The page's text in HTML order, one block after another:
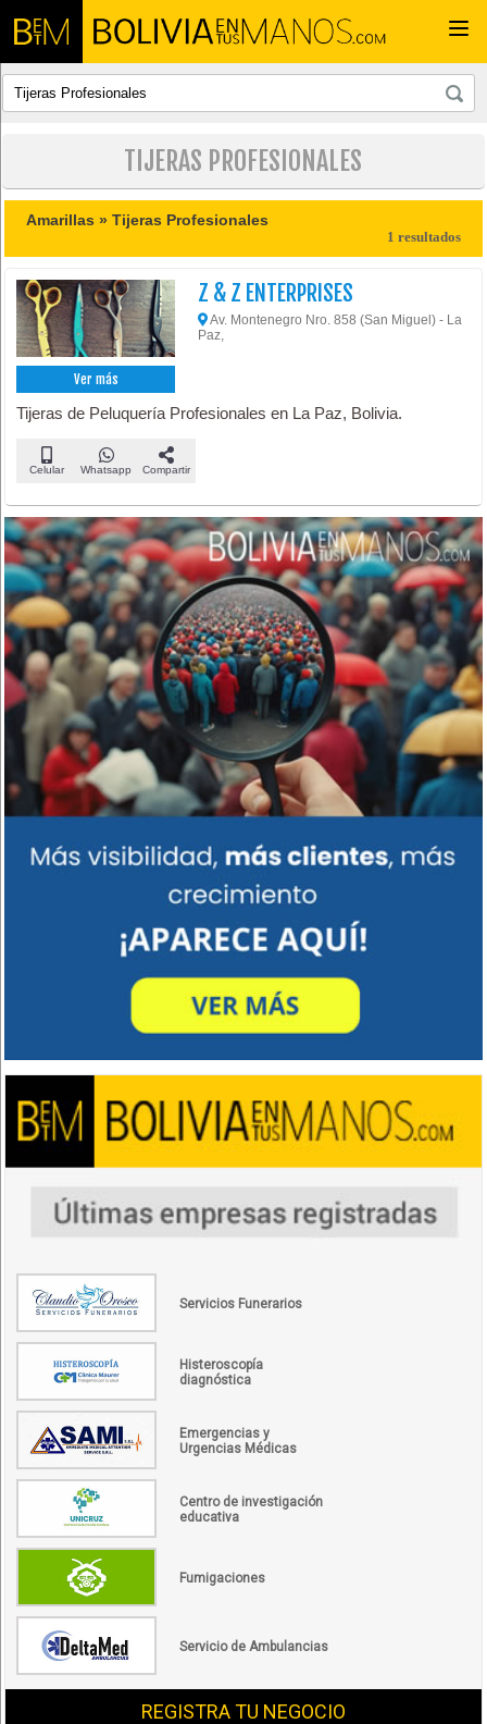
TIJERAS PROFESIONALES
Amarillas »Tijeras Profesionales
1 resultados
Ver más
Z & Z ENTERPRISES
Av. Montenegro Nro. 858 (San Miguel) - La
Paz,
Tijeras de Peluquería Profesionales en La Paz, Bolivia.
Celular Whatsapp Compartir
Servicios Funerarios
Histeroscopía
diagnóstica
Emergencias y
Urgencias Médicas
Centro de investigación
educativa
Fumigaciones
Servicio de Ambulancias
REGISTRA TU NEGOCIO